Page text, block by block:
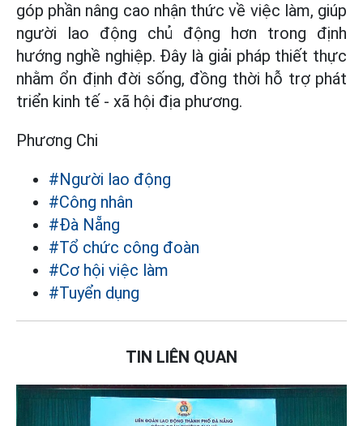
góp phần nâng cao nhận thức về việc làm, giúp
người lao động chủ động hơn trong định
hướng nghề nghiệp. Đây là giải pháp thiết thực
nhằm ổn định đời sống, đồng thời hỗ trợ phát
triển kinh tế - xã hội địa phương.
Phương Chi
#Người lao động
#Công nhân
#Đà Nẵng
#Tổ chức công đoàn
#Cơ hội việc làm
#Tuyển dụng
TIN LIÊN QUAN